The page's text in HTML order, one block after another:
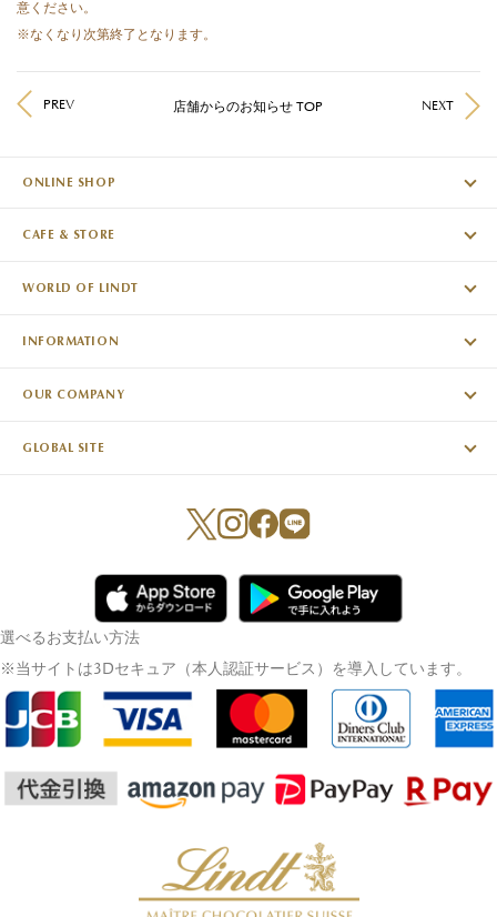
意ください。
※なくなり次第終了となります。
PREV 店舗からのお知らせ TOP NEXT
ONLINE SHOP
CAFE & STORE
WORLD OF LINDT
INFORMATION
OUR COMPANY
GLOBAL SITE
選べるお支払い方法
※当サイトは3Dセキュア（本人認証サービス）を導入しています。